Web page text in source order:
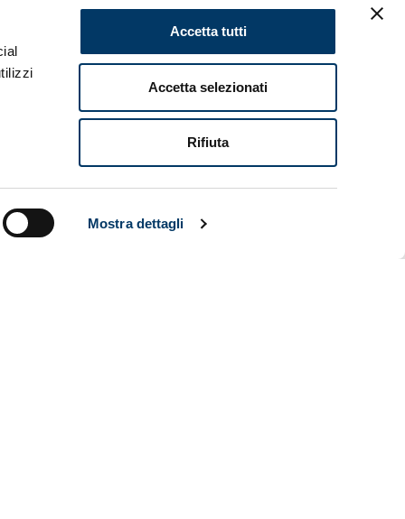
Mostra dettagli
Accetta tutti
Accetta selezionati
Rifiuta
con il